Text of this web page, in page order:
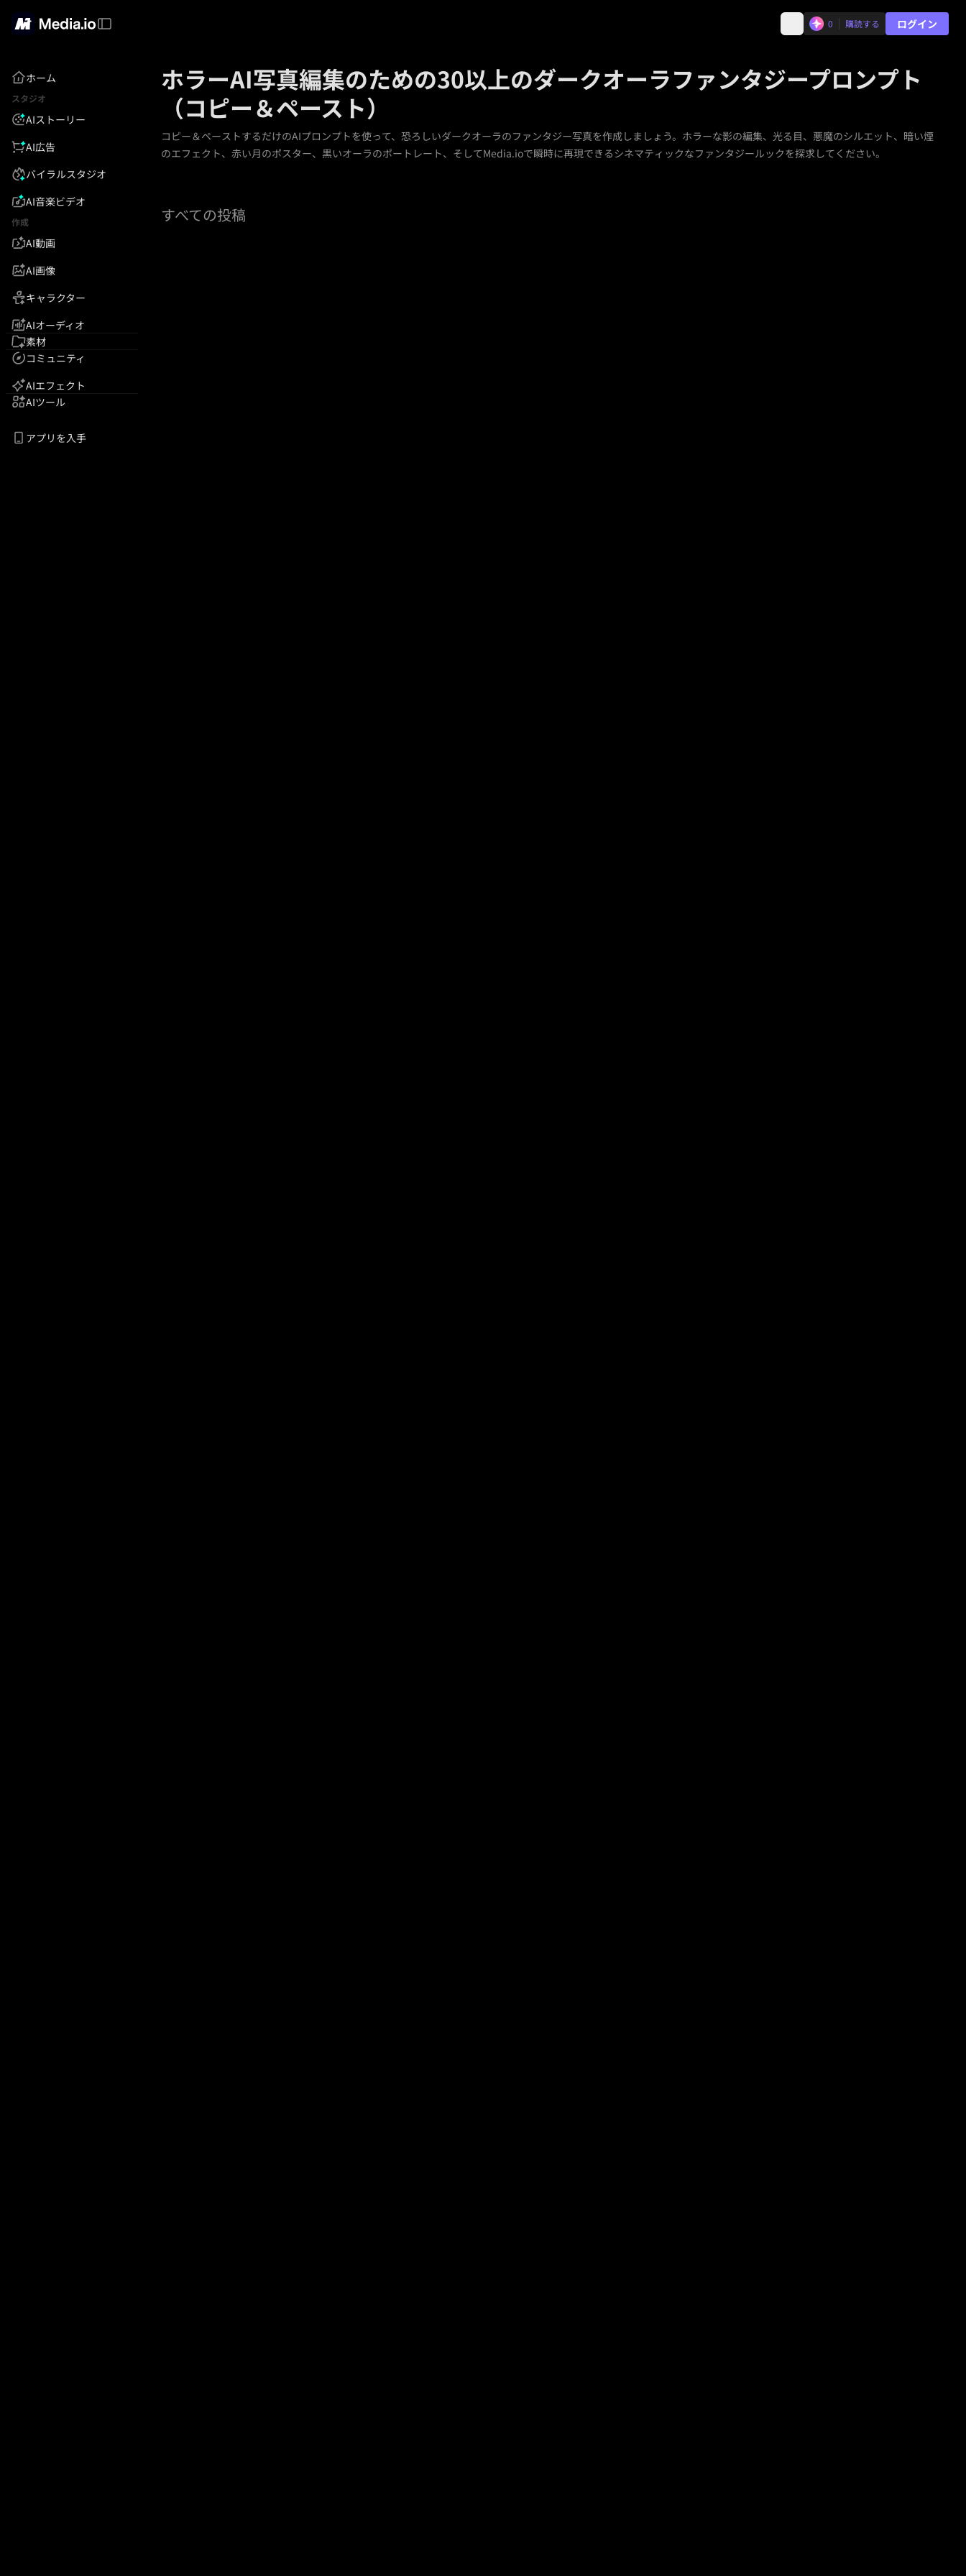
0 購読する ログイン
ホーム
スタジオ
AIストーリー
AI広告
バイラルスタジオ
AI音楽ビデオ
作成
AI動画
AI画像
キャラクター
AIオーディオ
素材
コミュニティ
AIエフェクト
AIツール
アプリを入手
ホラーAI写真編集のための30以上のダークオーラファンタジープロンプト
（コピー＆ペースト）
コピー＆ペーストするだけのAIプロンプトを使って、恐ろしいダークオーラのファンタジー写真を作成しましょう。ホラーな影の編集、光る目、悪魔のシルエット、暗い煙
のエフェクト、赤い月のポスター、黒いオーラのポートレート、そしてMedia.ioで瞬時に再現できるシネマティックなファンタジールックを探求してください。
すべての投稿